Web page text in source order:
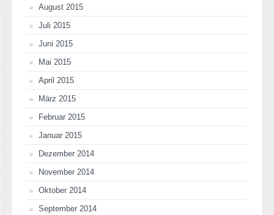
August 2015
Juli 2015
Juni 2015
Mai 2015
April 2015
März 2015
Februar 2015
Januar 2015
Dezember 2014
November 2014
Oktober 2014
September 2014